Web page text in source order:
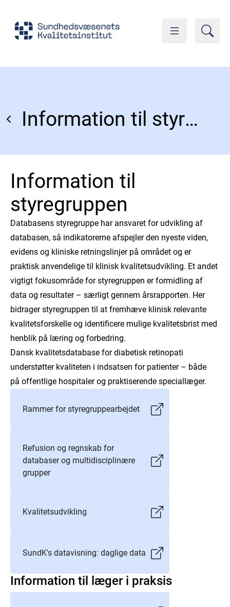
Information til styregruppen
Information til
styregruppen
Databasens styregruppe har ansvaret for udvikling af
databasen, så indikatorerne afspejler den nyeste viden,
evidens og kliniske retningslinjer på området og er
praktisk anvendelige til klinisk kvalitetsudvikling. Et andet
vigtigt fokusområde for styregruppen er formidling af
data og resultater – særligt gennem årsrapporten. Her
bidrager styregruppen til at fremhæve klinisk relevante
kvalitetsforskelle og identificere mulige kvalitetsbrist med
henblik på læring og forbedring.
Dansk kvalitetsdatabase for diabetisk retinopati
understøtter kvaliteten i indsatsen for patienter – både
på offentlige hospitaler og praktiserende speciallæger.
Rammer for styregruppearbejdet
Refusion og regnskab for
databaser og multidisciplinære
grupper
Kvalitetsudvikling
SundK's datavisning: daglige data
Information til læger i praksis